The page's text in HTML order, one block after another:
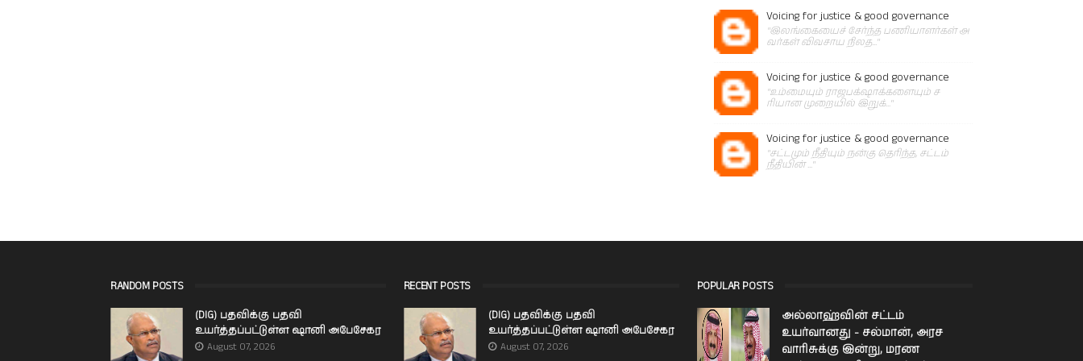
Voicing for justice & good governance
"இலங்கையைச் சேர்ந்த பணியாளர்கள் அ
வர்கள் விவசாய நிலத..."
Voicing for justice & good governance
"உம்மையும் ராஜபக்‌ஷாக்களையும் ச
ரியான முறையில் இறுக்..."
Voicing for justice & good governance
"சட்டமும் நீதியும் நன்கு தெரிந்த, சட்டம்
நீதியின் ..."
RANDOM POSTS
(DIG) பதவிக்கு பதவி
உயர்த்தப்பட்டுள்ள ஷானி அபேசேகர
August 07, 2026
RECENT POSTS
(DIG) பதவிக்கு பதவி
உயர்த்தப்பட்டுள்ள ஷானி அபேசேகர
August 07, 2026
POPULAR POSTS
அல்லாஹ்வின் சட்டம்
உயர்வானது - சல்மான், அரச
வாரிசுக்கு இன்று, மரண